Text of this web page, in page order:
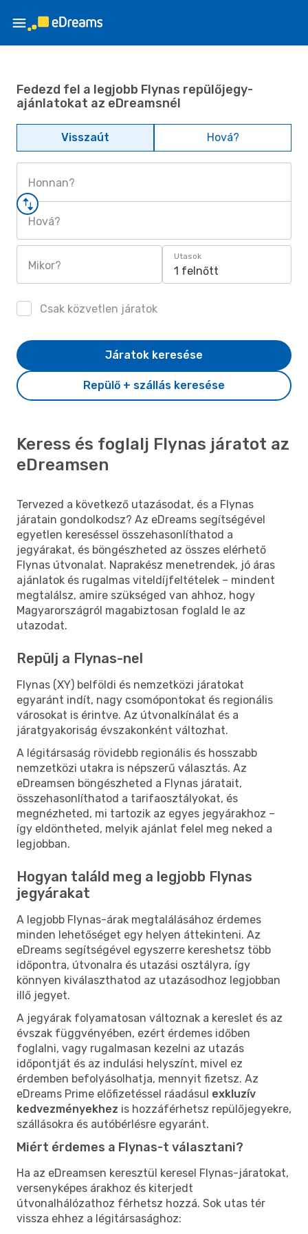
Fedezd fel a legjobb Flynas repülőjegy-
ajánlatokat az eDreamsnél
Visszaút Hová?
Honnan?
Hová?
Mikor?
Utasok
1 felnőtt
Csak közvetlen járatok
Repülő + szállás keresése
Járatok keresése
Keress és foglalj Flynas járatot az
eDreamsen
Tervezed a következő utazásodat, és a Flynas
járatain gondolkodsz? Az eDreams segítségével
egyetlen kereséssel összehasonlíthatod a
jegyárakat, és böngészheted az összes elérhető
Flynas útvonalat. Naprakész menetrendek, jó áras
ajánlatok és rugalmas viteldíjfeltételek – mindent
megtalálsz, amire szükséged van ahhoz, hogy
Magyarországról magabiztosan foglald le az
utazodat.
Repülj a Flynas-nel
Flynas (XY) belföldi és nemzetközi járatokat
egyaránt indít, nagy csomópontokat és regionális
városokat is érintve. Az útvonalkínálat és a
járatgyakoriság évszakonként változhat.
A légitársaság rövidebb regionális és hosszabb
nemzetközi utakra is népszerű választás. Az
eDreamsen böngészheted a Flynas járatait,
összehasonlíthatod a tarifaosztályokat, és
megnézheted, mi tartozik az egyes jegyárakhoz –
így eldöntheted, melyik ajánlat felel meg neked a
legjobban.
Hogyan találd meg a legjobb Flynas
jegyárakat
A legjobb Flynas-árak megtalálásához érdemes
minden lehetőséget egy helyen áttekinteni. Az
eDreams segítségével egyszerre kereshetsz több
időpontra, útvonalra és utazási osztályra, így
könnyen kiválaszthatod az utazásodhoz legjobban
illő jegyet.
A jegyárak folyamatosan változnak a kereslet és az
évszak függvényében, ezért érdemes időben
foglalni, vagy rugalmasan kezelni az utazás
időpontját és az indulási helyszínt, mivel ez
érdemben befolyásolhatja, mennyit fizetsz. Az
eDreams Prime előfizetéssel ráadásul exkluzív
kedvezményekhez is hozzáférhetsz repülőjegyekre,
szállásokra és autóbérlésre egyaránt.
Miért érdemes a Flynas-t választani?
Ha az eDreamsen keresztül keresel Flynas-járatokat,
versenyképes árakhoz és kiterjedt
útvonalhálózathoz férhetsz hozzá. Sok utas tér
vissza ehhez a légitársasághoz: